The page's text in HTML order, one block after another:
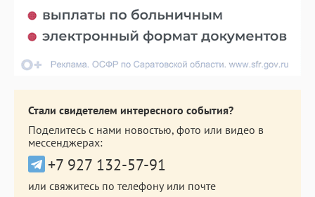
Стали свидетелем интересного события?
Поделитесь с нами новостью, фото или видео в
мессенджерах:
+7 927 132-57-91
или свяжитесь по телефону или почте